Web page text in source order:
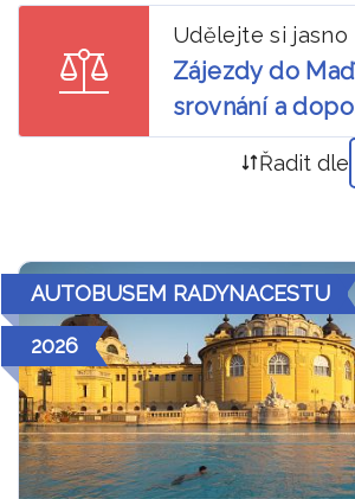
Udělejte si jasno
Zájezdy do
srovnání a
Řadit dle
AUTOBUSEM RADYNACESTU
2026